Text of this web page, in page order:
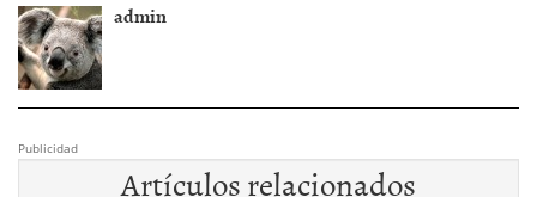
admin
Publicidad
Artículos relacionados